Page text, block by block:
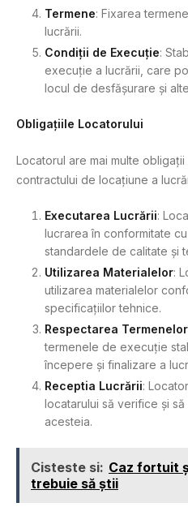
Termene: Fixarea
lucrării.
Condiții de Execuție:
execuție a lucrării, care
locul de desfășurare și
Obligațiile Locatorului
Locatorul are mai multe
contractului de locațiune a
Executarea Lucrării:
lucrarea în conformitate
standardele de calitate și
Utilizarea Materialelor:
utilizarea materialelor
specificațiilor tehnice.
Respectarea Termenelor
termenele de execuție
începere și finalizare a
Receptia Lucrării:
locatarului să verifice și
acesteia.
Cisteste si: Caz fortuit
trebuie să știi